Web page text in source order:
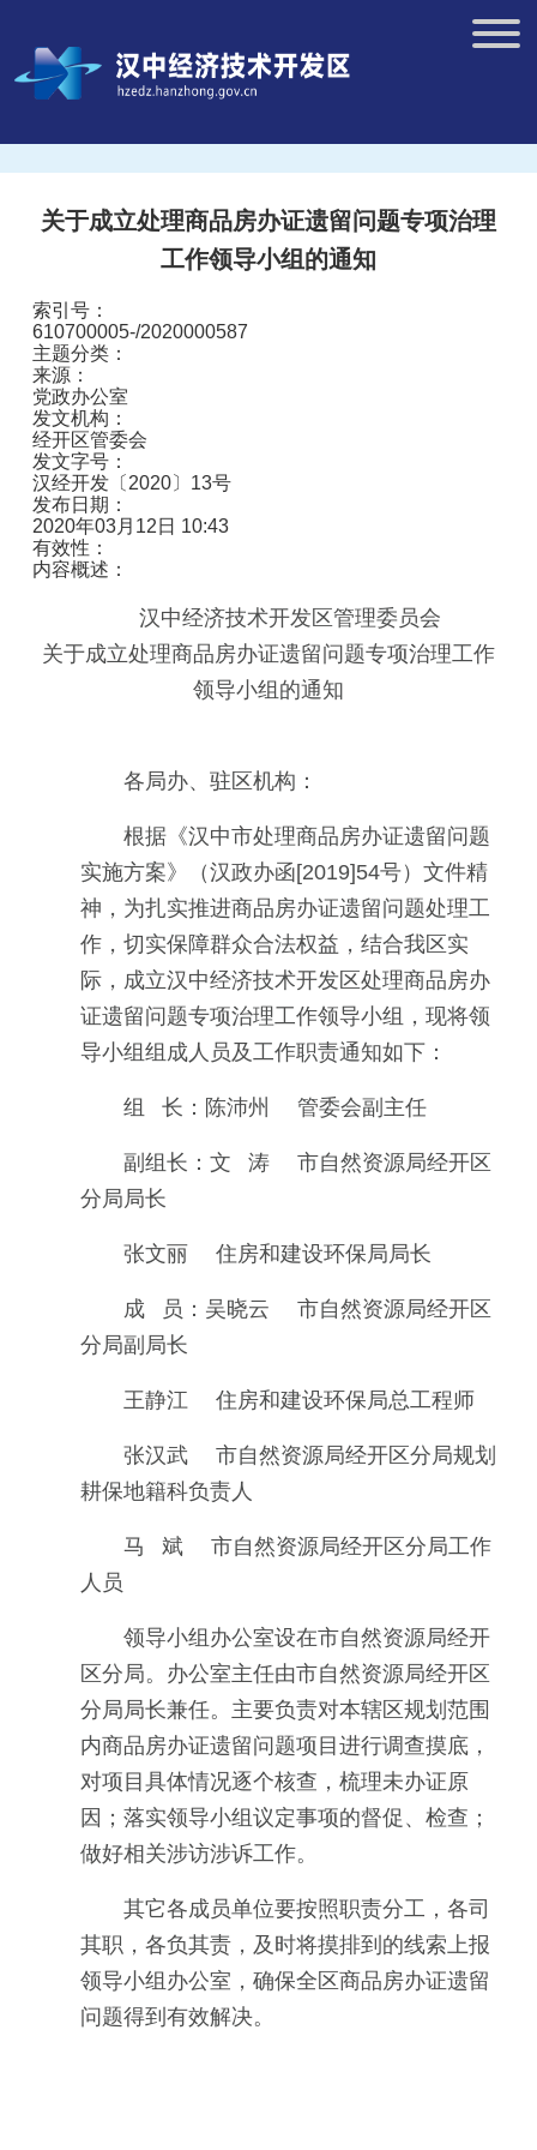
关于成立处理商品房办证遗留问题专项治理
工作领导小组的通知
索引号：
610700005-/2020000587
主题分类：
来源：
党政办公室
发文机构：
经开区管委会
发文字号：
汉经开发〔2020〕13号
发布日期：
2020年03月12日 10:43
有效性：
内容概述：
汉中经济技术开发区管理委员会
关于成立处理商品房办证遗留问题专项治理工作
领导小组的通知
各局办、驻区机构：
根据《汉中市处理商品房办证遗留问题
实施方案》（汉政办函[2019]54号）文件精
神，为扎实推进商品房办证遗留问题处理工
作，切实保障群众合法权益，结合我区实
际，成立汉中经济技术开发区处理商品房办
证遗留问题专项治理工作领导小组，现将领
导小组组成人员及工作职责通知如下：
组 长：陈沛州 管委会副主任
副组长：文 涛 市自然资源局经开区
分局局长
张文丽 住房和建设环保局局长
成 员：吴晓云 市自然资源局经开区
分局副局长
王静江 住房和建设环保局总工程师
张汉武 市自然资源局经开区分局规划
耕保地籍科负责人
马 斌 市自然资源局经开区分局工作
人员
领导小组办公室设在市自然资源局经开
区分局。办公室主任由市自然资源局经开区
分局局长兼任。主要负责对本辖区规划范围
内商品房办证遗留问题项目进行调查摸底，
对项目具体情况逐个核查，梳理未办证原
因；落实领导小组议定事项的督促、检查；
做好相关涉访涉诉工作。
其它各成员单位要按照职责分工，各司
其职，各负其责，及时将摸排到的线索上报
领导小组办公室，确保全区商品房办证遗留
问题得到有效解决。